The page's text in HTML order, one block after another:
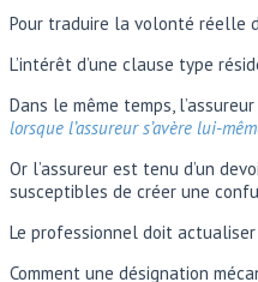
Pour traduire la volonté réelle
L’intérêt d’une clause type
Dans le même temps,
lorsque l’assureur s’avère lui-
Or l’assureur est tenu d’un
susceptibles de créer une
Le professionnel doit
Comment une désignation